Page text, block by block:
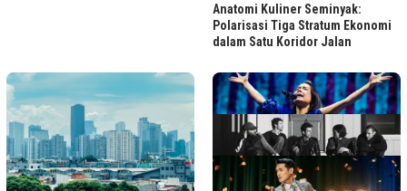
Anatomi Kuliner Seminyak:
Polarisasi Tiga Stratum Ekonomi
dalam Satu Koridor Jalan